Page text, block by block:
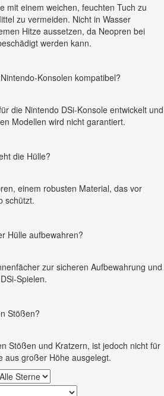
mit einem weichen, feuchten Tuch zu
zu vermeiden. Nicht in Wasser
Hitze aussetzen, da Neopren bei
werden kann.
Konsolen kompatibel?
die Nintendo DSi-Konsole entwickelt und
Modellen wird nicht garantiert.
die Hülle?
einem robusten Material, das vor
schützt.
Hülle aufbewahren?
zur sicheren Aufbewahrung und
Spielen.
Stößen?
Stößen und Kratzern, ist jedoch nicht für
aus großer Höhe ausgelegt.